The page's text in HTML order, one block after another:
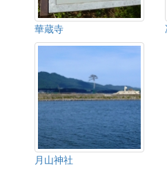
華蔵寺
月山神社